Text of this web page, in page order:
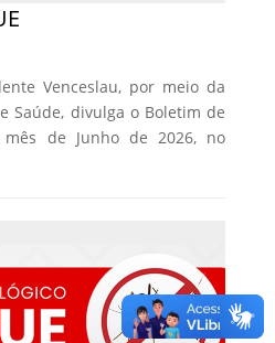
Venceslau, por meio da
Saúde, divulga o Boletim de
de Junho de 2026, no